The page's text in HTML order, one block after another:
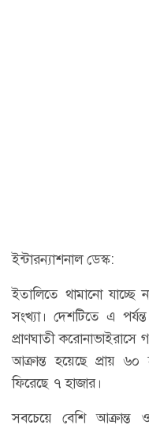
ইন্টারন্যাশনাল ডেস্ক:
ইতালিতে থামানো যাচ্ছে
সংখ্যা। দেশটিতে এ
প্রাণঘাতী
আক্রান্ত হয়েছে প্রায়
ফিরেছে ৭ হাজার।
সবচেয়ে বেশি আক্রান্ত